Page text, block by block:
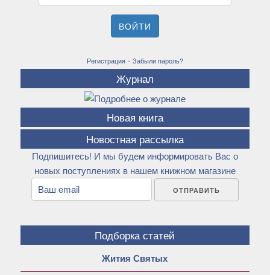
ВОЙТИ
Регистрация· Забыли пароль?
Журнал
Новая книга
Новостная рассылка
Подпишитесь! И мы будем информировать Вас о
новых поступлениях в нашем книжном магазине
Подборка статей
Жития Святых